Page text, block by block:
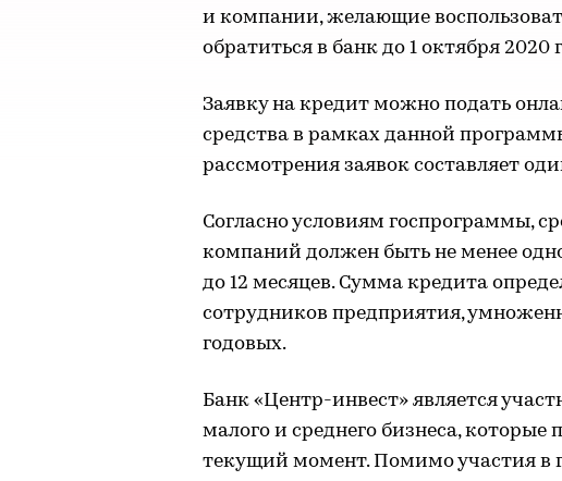
и компании, желающие
обратиться в банк до 1 октября 2020
Заявку на кредит можно подать
средства в рамках данной
рассмотрения заявок составляет
Согласно условиям госпрограммы,
компаний должен быть не менее
до 12 месяцев. Сумма кредита
сотрудников предприятия,
годовых.
Банк «Центр-инвест» является
малого и среднего бизнеса,
текущий момент. Помимо участия в